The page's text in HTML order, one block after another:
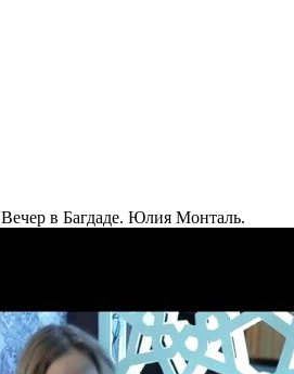
Вечер в Багдаде. Юлия Монталь.